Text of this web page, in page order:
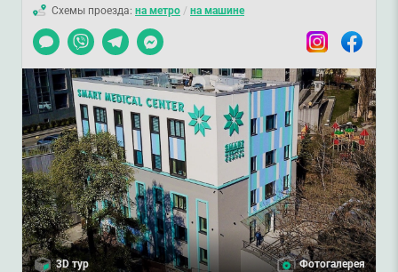
Схемы проезда: на метро / на машине
Чат
Viber TelegramMessenger InstagramFacebook
3D тур Фотогалерея